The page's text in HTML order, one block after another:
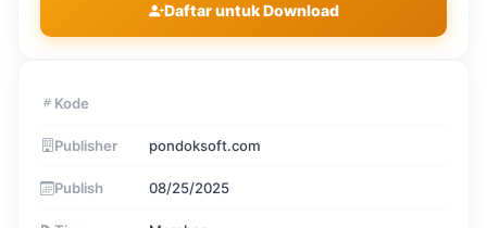
Daftar untuk Download
Kode
Publisher pondoksoft.com
Publish 08/25/2025